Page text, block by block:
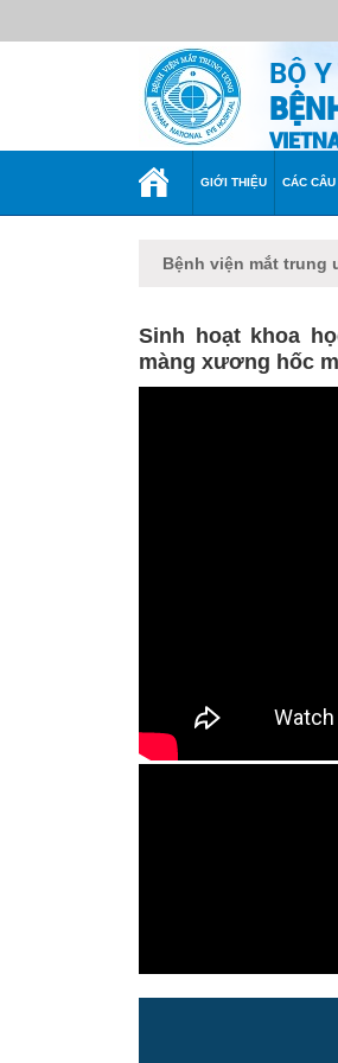
BỘ
TRANG GIỚI THIỆU CÁC
Bệnh viện mắt trung
Sinh hoạt khoa
màng xương hốc